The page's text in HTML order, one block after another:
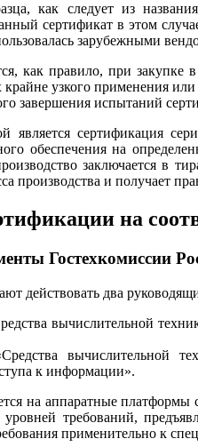
как следует из
сертификат в этом
зарубежными
как правило, при
узкого применения или
завершения испытаний
является сертификация
обеспечения на
заключается в
производства и получает
на
Гостехкомиссии
действовать два
вычислительной
вычислительной
к информации».
на аппаратные
уровней требований,
применительно к